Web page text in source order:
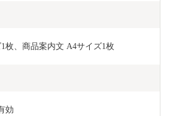
枚、商品案内文 A4サイズ1枚
効